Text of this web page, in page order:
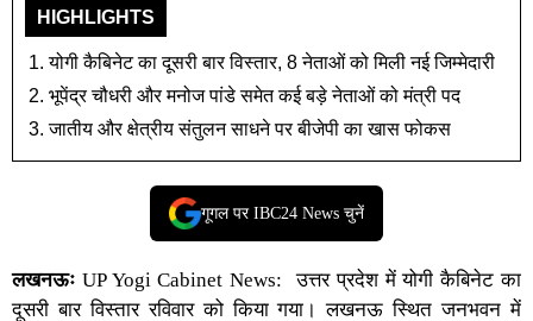
HIGHLIGHTS
योगी कैबिनेट का दूसरी बार विस्तार, 8 नेताओं को मिली नई जिम्मेदारी
भूपेंद्र चौधरी और मनोज पांडे समेत कई बड़े नेताओं को मंत्री पद
जातीय और क्षेत्रीय संतुलन साधने पर बीजेपी का खास फोकस
गूगल पर IBC24 News चुनें
लखनऊः UP Yogi Cabinet News: उत्तर प्रदेशमेंयोगी कैबिनेट का
दूसरी बार विस्तार रविवार को किया गया।लखनऊ स्थित जनभवन में